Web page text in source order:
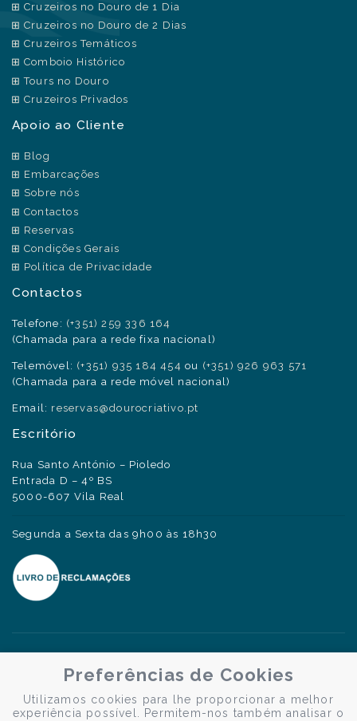
Cruzeiros no Douro de 1 Dia
Cruzeiros no Douro de 2 Dias
Cruzeiros Temáticos
Comboio Histórico
Tours no Douro
Cruzeiros Privados
Apoio ao Cliente
Blog
Embarcações
Sobre nós
Contactos
Reservas
Condições Gerais
Política de Privacidade
Contactos
Telefone: (+351) 259 336 164
(Chamada para a rede fixa nacional)
Telemóvel: (+351) 935 184 454 ou (+351) 926 963 571
(Chamada para a rede móvel nacional)
Email: reservas@dourocriativo.pt
Escritório
Rua Santo António – Pioledo
Entrada D – 4º BS
5000-607 Vila Real
Segunda a Sexta das 9h00 às 18h30
Preferências de Cookies
Utilizamos cookies para lhe proporcionar a melhor
experiência possível. Permitem-nos também analisar o